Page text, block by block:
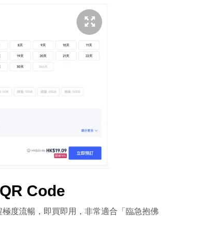
Code
度流暢，即買即用，非常適合「臨急抱佛